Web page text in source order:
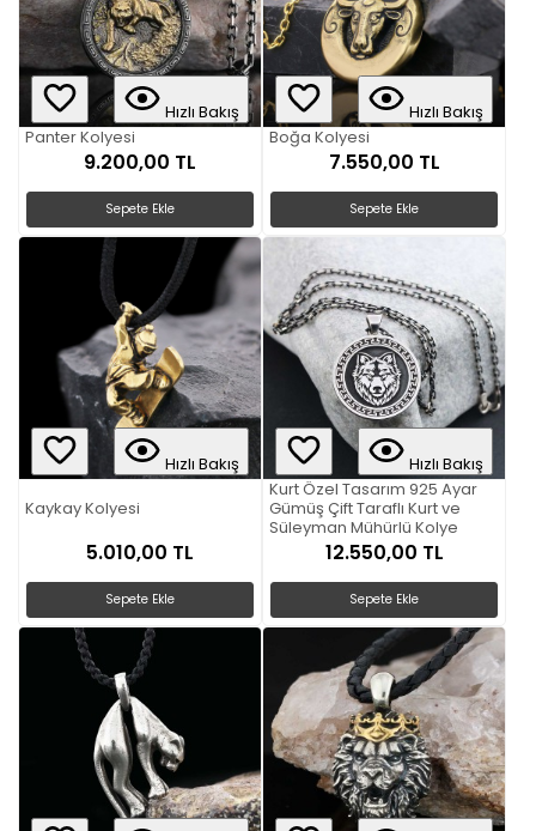
Hızlı Bakış
Panter Kolyesi
9.200,00 TL
Sepete Ekle
Hızlı Bakış
Boğa Kolyesi
7.550,00 TL
Sepete Ekle
Hızlı Bakış
Kaykay Kolyesi
5.010,00 TL
Sepete Ekle
Hızlı Bakış
Kurt Özel Tasarım 925 Ayar
Gümüş Çift Taraflı Kurt ve
Süleyman Mühürlü Kolye
12.550,00 TL
Sepete Ekle